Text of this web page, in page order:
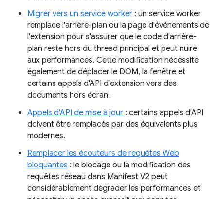
Migrer vers un service worker : un service worker
remplace l'arrière-plan ou la page d'événements de
l'extension pour s'assurer que le code d'arrière-
plan reste hors du thread principal et peut nuire
aux performances. Cette modification nécessite
également de déplacer le DOM, la fenêtre et
certains appels d'API d'extension vers des
documents hors écran.
Appels d'API de mise à jour : certains appels d'API
doivent être remplacés par des équivalents plus
modernes.
Remplacer les écouteurs de requêtes Web
bloquantes : le blocage ou la modification des
requêtes réseau dans Manifest V2 peut
considérablement dégrader les performances et